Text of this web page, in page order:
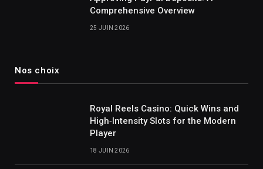
Comprehensive Overview
25 JUIN 2026
Nos choix
Royal Reels Casino: Quick Wins and
High‑Intensity Slots for the Modern
Player
18 JUIN 2026